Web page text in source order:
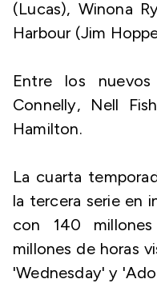
(Lucas), Winona
Harbour (Jim
Entre los
Connelly, Nell
Hamilton.
La cuarta
la tercera serie en
con 140
millones de horas
'Wednesday' y